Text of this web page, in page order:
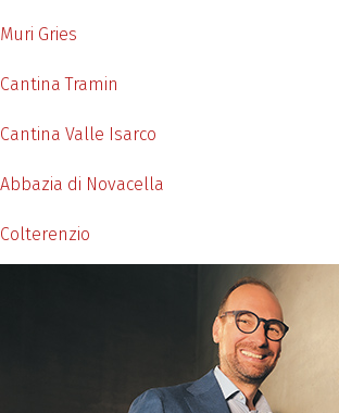
Muri Gries
Cantina Tramin
Cantina Valle Isarco
Abbazia di Novacella
Colterenzio